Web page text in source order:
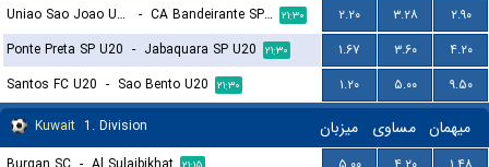
Uniao Sao Joao U20
- CA Bandeirante SP U20 ۲۱:۳۰ ۲.۲۰ ۳.۲۸
۲.۹۰
Ponte Preta SP U20 - Jabaquara SP U20 ۲۱:۳۰ ۱.۶۷ ۳.۶۰
۴.۲۰
Santos FC U20 - Sao Bento U20 ۲۱:۳۰ ۱.۲۰ ۵.۰۰
۹.۵۰
Kuwait 1. Division میزبان مساوی میهمان